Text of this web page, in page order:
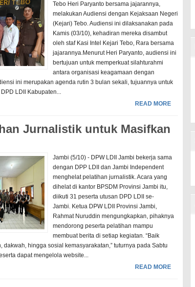
Tebo Heri Paryanto bersama jajarannya,
melakukan Audiensi dengan Kejaksaan Negeri
(Kejari) Tebo. Audiensi ini dilaksanakan pada
Kamis (03/10), kehadiran mereka disambut
oleh staf Kasi Intel Kejari Tebo, Rara bersama
jajarannya.Menurut Heri Paryanto, audiensi ini
bertujuan untuk memperkuat silahturahmi
antara organisasi keagamaan dengan
ini merupakan agenda rutin 3 bulan sekali, tujuannya untuk
LDII Kabupaten...
READ MORE
Jurnalistik untuk Masifkan
Jambi (5/10) - DPW LDII Jambi bekerja sama
dengan DPP LDII dan Jambi Independent
menghelat pelatihan jurnalistik. Acara yang
dihelat di kantor BPSDM Provinsi Jambi itu,
diikuti 31 peserta utusan DPD LDII se-
Jambi. Ketua DPW LDII Provinsi Jambi,
Rahmat Nuruddin mengungkapkan, pihaknya
mendorong peserta pelatihan mampu
membuat berita di setiap kegiatan. “Baik
dakwah, hingga sosial kemasyarakatan,” tuturnya pada Sabtu
dapat mengelola website...
READ MORE